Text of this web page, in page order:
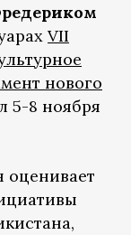
VII
нового
5-8 ноября
оценивает